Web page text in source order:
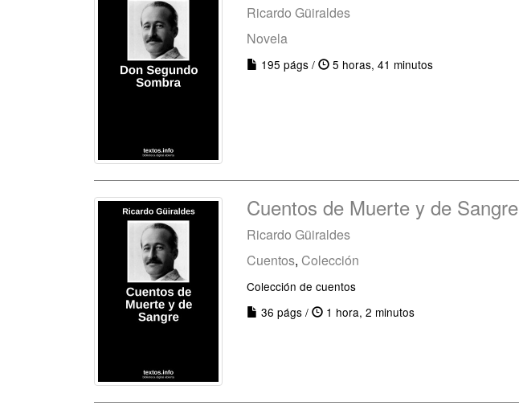
Ricardo Güiraldes
Novela
195 págs / 5 horas, 41 minutos
Cuentos de Muerte y de Sangre
Ricardo Güiraldes
Cuentos, Colección
Colección de cuentos
36 págs /
1 hora, 2 minutos